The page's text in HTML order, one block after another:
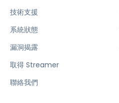
技術支援
系統狀態
漏洞揭露
取得 Streamer
聯絡我們